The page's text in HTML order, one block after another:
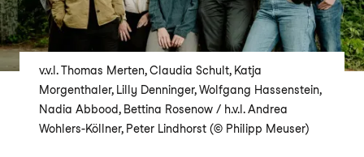
v.v.l. Thomas Merten, Claudia Schult, Katja
Morgenthaler, Lilly Denninger, Wolfgang Hassenstein,
Nadia Abbood, Bettina Rosenow / h.v.l. Andrea
Wohlers-Köllner, Peter Lindhorst (© Philipp Meuser)